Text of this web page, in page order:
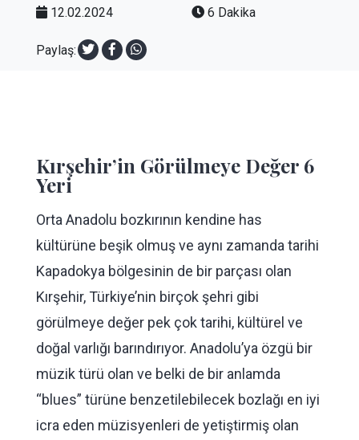
12.02.2024 6 Dakika
Paylaş:
Kırşehir’in Görülmeye Değer 6
Yeri
Orta Anadolu bozkırının kendine has
kültürüne beşik olmuş ve aynı zamanda tarihi
Kapadokya bölgesinin de bir parçası olan
Kırşehir, Türkiye’nin birçok şehri gibi
görülmeye değer pek çok tarihi, kültürel ve
doğal varlığı barındırıyor. Anadolu’ya özgü bir
müzik türü olan ve belki de bir anlamda
“blues” türüne benzetilebilecek bozlağı en iyi
icra eden müzisyenleri de yetiştirmiş olan